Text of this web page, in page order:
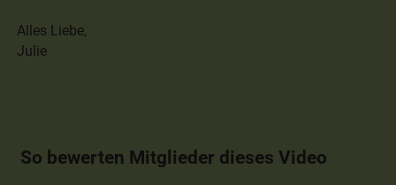
Alles Liebe,
Julie
So bewerten Mitglieder dieses Video